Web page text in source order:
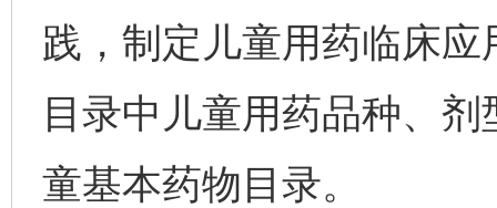
践，制定儿童用药临床
目录中儿童用药品种、
童基本药物目录。